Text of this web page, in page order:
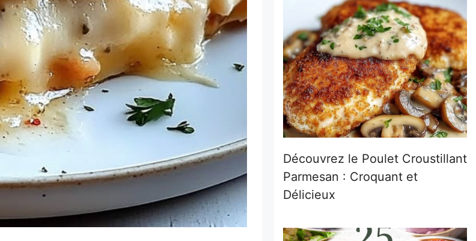
Découvrez le Poulet Croustillant
Parmesan : Croquant et
Délicieux